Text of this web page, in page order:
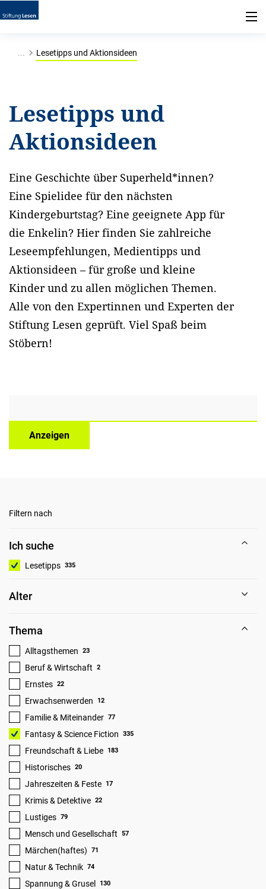
... Lesetipps und Aktionsideen
Lesetipps und
Aktionsideen
Eine Geschichte über Superheld*innen?
Eine Spielidee für den nächsten
Kindergeburtstag? Eine geeignete App für
die Enkelin? Hier finden Sie zahlreiche
Leseempfehlungen, Medientipps und
Aktionsideen – für große und kleine
Kinder und zu allen möglichen Themen.
Alle von den Expertinnen und Experten der
Stiftung Lesen geprüft. Viel Spaß beim
Stöbern!
Anzeigen
Filtern nach
Ich suche
Lesetipps 335
Alter
Thema
Alltagsthemen 23
Beruf & Wirtschaft 2
Ernstes 22
Erwachsenwerden 12
Familie & Miteinander 77
Fantasy & Science Fiction 335
Freundschaft & Liebe 183
Historisches 20
Jahreszeiten & Feste 17
Krimis & Detektive 22
Lustiges 79
Mensch und Gesellschaft 57
Märchen(haftes) 71
Natur & Technik 74
Spannung & Grusel 130